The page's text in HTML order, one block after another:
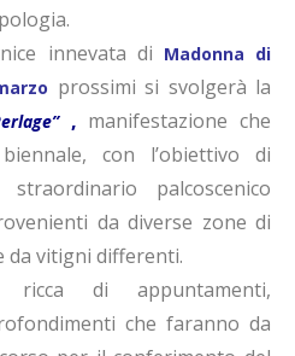
innevata di Madonna di
prossimi si svolgerà la
, manifestazione che
con l’obiettivo di
palcoscenico
da diverse zone di
da vitigni differenti.
ricca di appuntamenti,
che faranno da